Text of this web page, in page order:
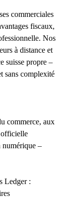
commerciales
fiscaux,
Nos
à distance et
suisse propre –
sans complexité
commerce, aux
officielle
numérique –
Ledger :